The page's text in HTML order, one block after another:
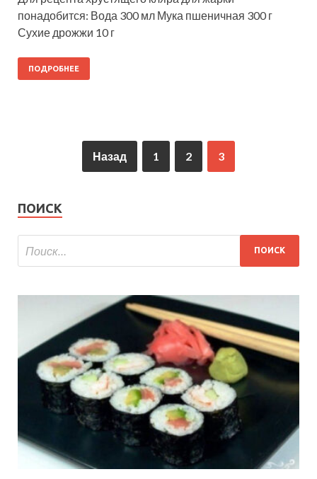
понадобится: Вода 300 мл Мука пшеничная 300 г
Сухие дрожжи 10 г
ПОДРОБНЕЕ
Назад 1 2 3
ПОИСК